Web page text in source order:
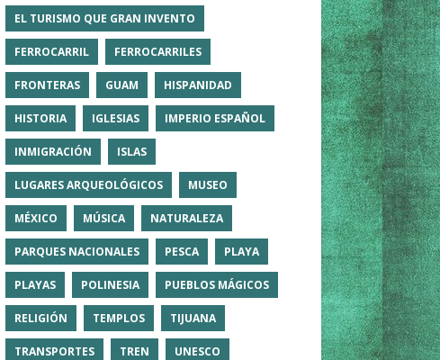
EL TURISMO QUE GRAN INVENTO
FERROCARRIL FERROCARRILES
FRONTERAS GUAM HISPANIDAD
HISTORIA IGLESIAS IMPERIO ESPAÑOL
INMIGRACIÓN ISLAS
LUGARES ARQUEOLÓGICOS MUSEO
MÉXICO MÚSICA NATURALEZA
PARQUES NACIONALES PESCA PLAYA
PLAYAS POLINESIA PUEBLOS MÁGICOS
RELIGIÓN TEMPLOS TIJUANA
TRANSPORTES TREN UNESCO